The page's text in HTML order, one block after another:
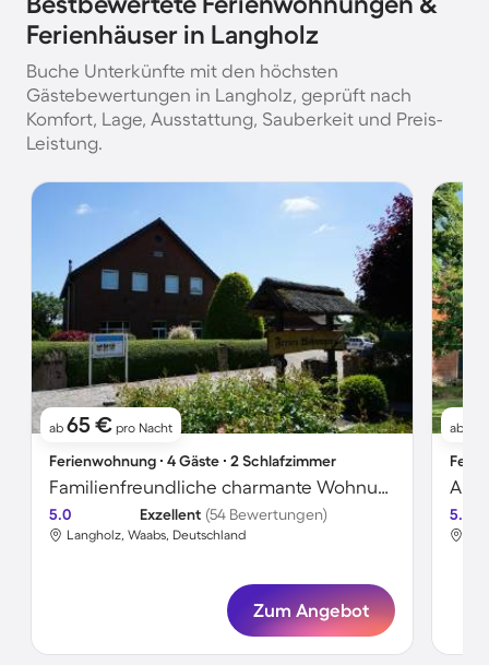
Ferienhäuser in Langholz
Buche Unterkünfte mit den höchsten
Gästebewertungen in Langholz, geprüft nach
Komfort, Lage, Ausstattung, Sauberkeit und Preis-
Leistung.
ab 65 € pro Nacht
Ferienwohnung ∙ 4 Gäste ∙ 2 Schlafzimmer
Familienfreundliche charmante Wohnung mit Terrasse und Garten
5.0 Exzellent (54 Bewertungen)
Langholz, Waabs, Deutschland
Zum Angebot
ab
5.0